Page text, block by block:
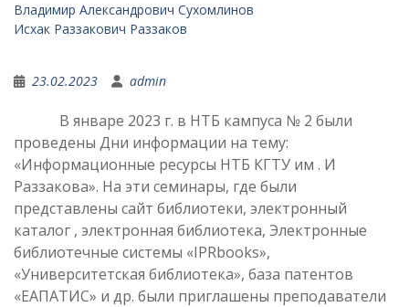
Владимир Александрович Сухомлинов
Исхак Раззакович Раззаков
23.02.2023 admin
В январе 2023 г. в НТБ кампуса № 2 были
проведены Дни информации на тему:
«Информационные ресурсы НТБ КГТУ им . И
Раззакова». На эти семинары, где были
представлены сайт библиотеки, электронный
каталог , электронная библиотека, Электронные
библиотечные системы «IPRbooks»,
«Университетская библиотека», база патентов
«ЕАПАТИС» и др. были приглашены преподаватели